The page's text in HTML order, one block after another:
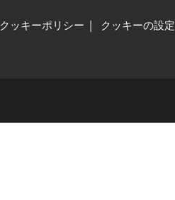
クッキーポリシー クッキーの設定